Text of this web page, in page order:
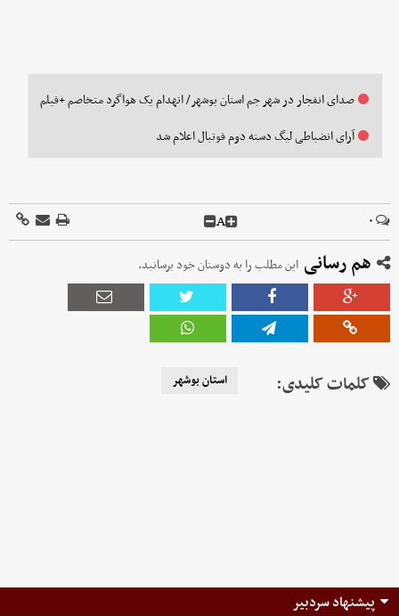
صدای انفجار در شهر جم استان بوشهر/ انهدام یک هواگرد متخاصم +فیلم
آرای انضباطی لیگ دسته دوم فوتبال اعلام شد
۰ A
هم رسانی این مطلب را به دوستان خود برسانید.
کلمات کلیدی: استان بوشهر
پیشنهاد سردبیر